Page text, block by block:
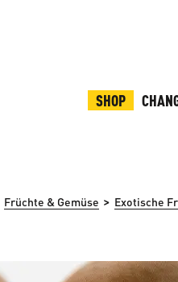
SHOP
Früchte & Gemüse > Exotische